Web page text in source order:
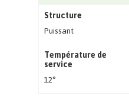
Structure
Puissant
Température de
service
12°